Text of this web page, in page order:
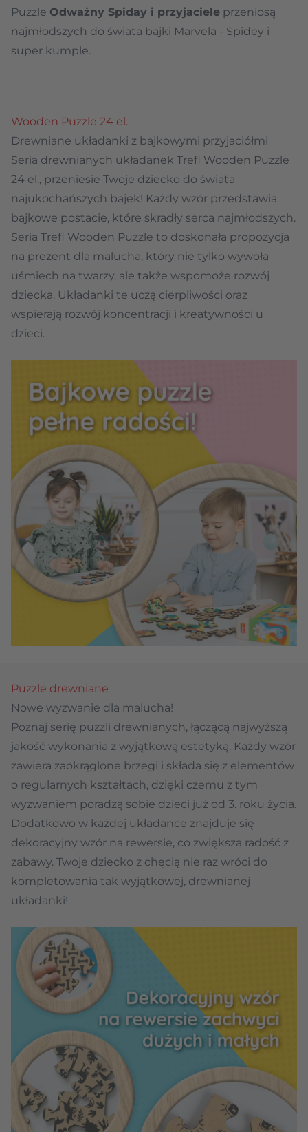
Puzzle Odważny Spiday i przyjaciele przeniosą
najmłodszych do świata bajki Marvela - Spidey i
super kumple.
Wooden Puzzle 24 el.
Drewniane układanki z bajkowymi przyjaciółmi
Seria drewnianych układanek Trefl Wooden Puzzle
24 el., przeniesie Twoje dziecko do świata
najukochańszych bajek! Każdy wzór przedstawia
bajkowe postacie, które skradły serca najmłodszych.
Seria Trefl Wooden Puzzle to doskonała propozycja
na prezent dla malucha, który nie tylko wywoła
uśmiech na twarzy, ale także wspomoże rozwój
dziecka. Układanki te uczą cierpliwości oraz
wspierają rozwój koncentracji i kreatywności u
dzieci.
Puzzle drewniane
Nowe wyzwanie dla malucha!
Poznaj serię puzzli drewnianych, łączącą najwyższą
jakość wykonania z wyjątkową estetyką. Każdy wzór
zawiera zaokrąglone brzegi i składa się z elementów
o regularnych kształtach, dzięki czemu z tym
wyzwaniem poradzą sobie dzieci już od 3. roku życia.
Dodatkowo w każdej układance znajduje się
dekoracyjny wzór na rewersie, co zwiększa radość z
zabawy. Twoje dziecko z chęcią nie raz wróci do
kompletowania tak wyjątkowej, drewnianej
układanki!